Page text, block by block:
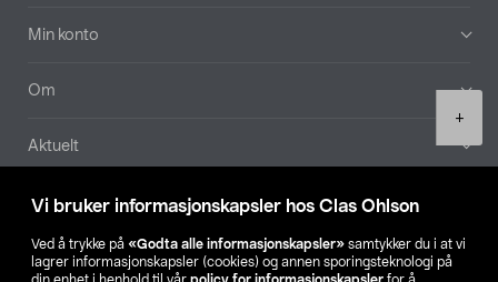
Vi bruker informasjonskapsler hos Clas Ohlson
Ved å trykke på «Godta alle informasjonskapsler» samtykker du i at vi
lagrer informasjonskapsler (cookies) og annen sporingsteknologi på
+
Min konto
Om
Aktuelt
Våre selskaper
Finn din butikk